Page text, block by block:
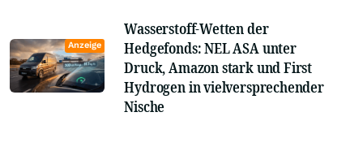
Anzeige
Wasserstoff-Wetten der
Hedgefonds: NEL ASA unter
Druck, Amazon stark und First
Hydrogen in vielversprechender
Nische